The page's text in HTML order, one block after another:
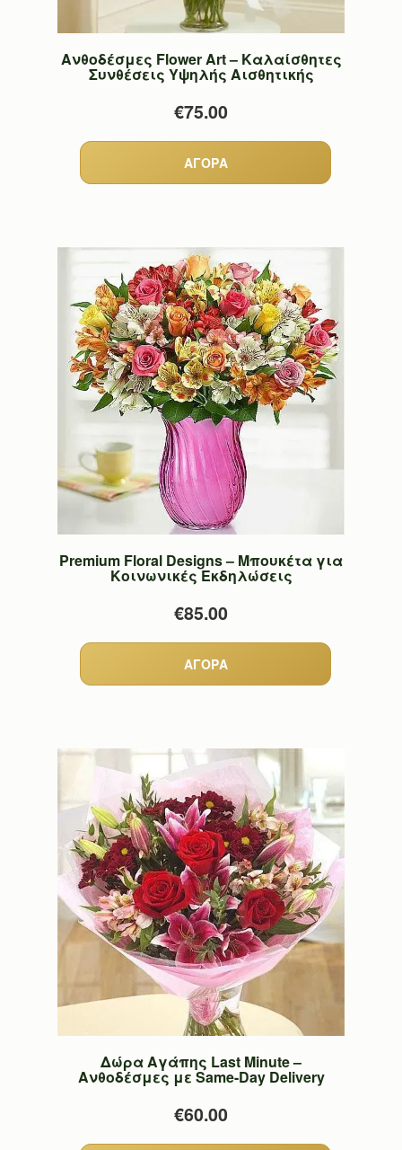
Ανθοδέσμες Flower Art – Καλαίσθητες
Συνθέσεις Υψηλής Αισθητικής
€75.00
Premium Floral Designs – Μπουκέτα για
Κοινωνικές Εκδηλώσεις
€85.00
Δώρα Αγάπης Last Minute –
Ανθοδέσμες με Same-Day Delivery
€60.00